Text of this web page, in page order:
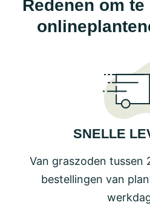
Redenen om
SNELLE
Van graszoden tussen
bestellingen van